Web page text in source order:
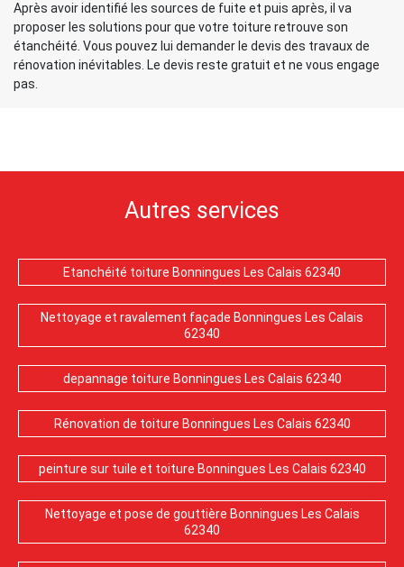
Après avoir identifié les sources de fuite et puis après, il va
proposer les solutions pour que votre toiture retrouve son
étanchéité. Vous pouvez lui demander le devis des travaux de
rénovation inévitables. Le devis reste gratuit et ne vous engage
pas.
Autres services
Etanchéité toiture Bonningues Les Calais 62340
Nettoyage et ravalement façade Bonningues Les Calais
62340
depannage toiture Bonningues Les Calais 62340
Rénovation de toiture Bonningues Les Calais 62340
peinture sur tuile et toiture Bonningues Les Calais 62340
Nettoyage et pose de gouttière Bonningues Les Calais
62340